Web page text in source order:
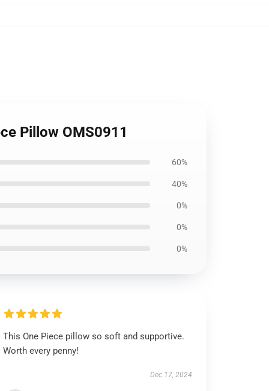
Pillow OMS0911
60%
40%
0%
0%
0%
This One Piece pillow so soft and supportive.
Worth every penny!
Dec 17, 2024